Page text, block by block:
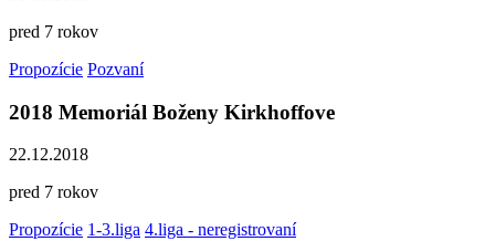
pred 7 rokov
Propozície Pozvaní
2018 Memoriál Boženy Kirkhoffove
22.12.2018
pred 7 rokov
Propozície 1-3.liga 4.liga - neregistrovaní